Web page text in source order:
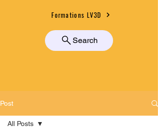
Formations LV3D
Search
Post
All Posts